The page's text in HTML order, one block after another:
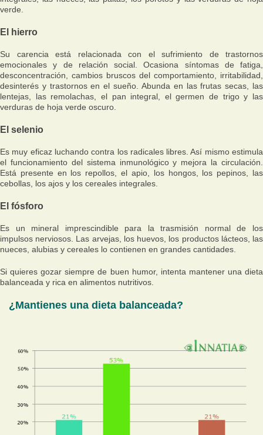
verde.
El hierro
Su carencia está relacionada con el sufrimiento de trastornos
emocionales y de relación social. Ocasiona síntomas de fatiga,
desconcentración, cambios bruscos del comportamiento, irritabilidad,
desinterés y trastornos en el sueño. Abunda en las frutas secas, las
lentejas, las remolachas, el pan integral, el germen de trigo y las
verduras de hoja verde oscuro.
El selenio
Es muy eficaz luchando contra los radicales libres. Así mismo estimula
el funcionamiento del sistema inmunológico y mejora la circulación.
Está presente en los repollos, el apio, los hongos, los pepinos, las
cebollas, los ajos y los cereales integrales.
El fósforo
Es un mineral imprescindible para la trasmisión normal de los
impulsos nerviosos. Las arvejas, los huevos, los productos lácteos, las
nueces, alubias y cereales lo contienen en grandes cantidades.
Si quieres gozar siempre de buen humor, intenta mantener una dieta
balanceada y rica en alimentos nutritivos.
¿Mantienes una dieta balanceada?